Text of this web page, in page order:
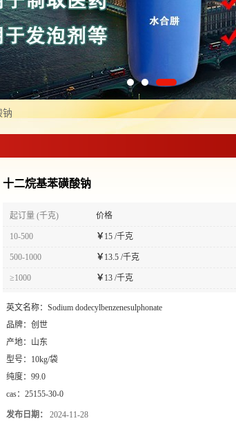
钠
十二烷基苯磺酸钠
起订量 (千克) 价格
10-500 ￥ 15 /千克
500-1000 ￥ 13.5 /千克
≥1000 ￥ 13 /千克
英文名称： Sodium dodecylbenzenesulphonate
品牌： 创世
产地： 山东
型号： 10kg/袋
纯度： 99.0
cas： 25155-30-0
发布日期： 2024-11-28